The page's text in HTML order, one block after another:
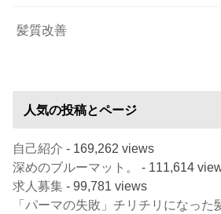
髪質改善
人気の投稿とページ
自己紹介 - 169,262 views
深めのブルーマット。
- 111,614
求人募集 - 99,781 views
「パーマの失敗」チリチリになった